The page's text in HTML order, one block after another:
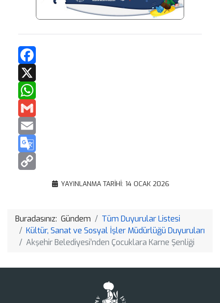
Translate
Copy
YAYINLANMA TARIHI: 14 OCAK 2026
Buradasınız: Gündem
Tüm Duyurular Listesi
Kültür, Sanat ve Sosyal İşler Müdürlüğü Duyuruları
Akşehir Belediyesi’nden Çocuklara Karne Şenliği